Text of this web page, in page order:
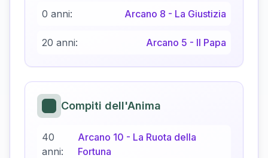
0 anni: Arcano 8 - La Giustizia
20 anni: Arcano 5 - Il Papa
Compiti dell'Anima
40
anni:
Arcano 10 - La Ruota della
Fortuna